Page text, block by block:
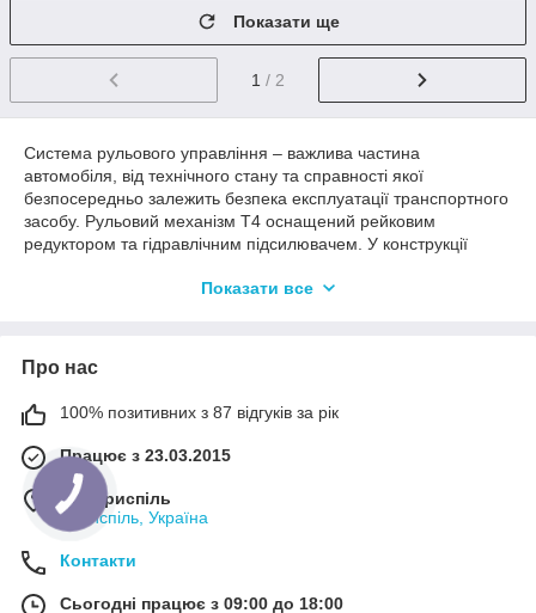
Показати ще
1 / 2
Система рульового управління – важлива частина
автомобіля, від технічного стану та справності якої
безпосередньо залежить безпека експлуатації транспортного
засобу. Рульовий механізм Т4 оснащений рейковим
редуктором та гідравлічним підсилювачем. У конструкції
Основні складові рульового управління Т4 1. Рульова
передачі. 4. Елементи гідросистеми: - компенсаційний бачок
із вбудованим фільтром; - З'єднувальні шланги та трубки.
Які запчастини рульового управління Т4 можна купити в
інтернет магазині Автоточка? 1. Рульові тяги та наконечники.
2. Пильовики рульової рейки. 3. Сайлентблоки рульової
рейки. 4. Бачок ГПР. 5. Ремкомплект рульової рейки. 6. Насос
ГПР.
Показати все
Про нас
100% позитивних з 87 відгуків за рік
Працює з 23.03.2015
м. Бориспіль
Бориспіль, Україна
Контакти
Сьогодні працює з 09:00 до 18:00